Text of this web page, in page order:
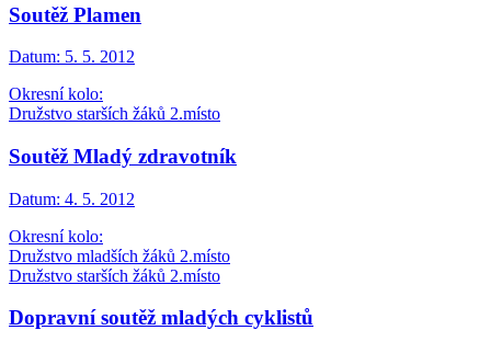
Soutěž Plamen
Datum: 5. 5. 2012
Okresní kolo:
Družstvo starších žáků 2.místo
Soutěž Mladý zdravotník
Datum: 4. 5. 2012
Okresní kolo:
Družstvo mladších žáků 2.místo
Družstvo starších žáků 2.místo
Dopravní soutěž mladých cyklistů